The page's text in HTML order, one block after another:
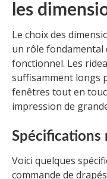
les
Le choix des
un rôle fondamental
fonctionnel. Les
suffisamment longs
fenêtres tout en
impression de
Spécifications
Voici quelques
commande de